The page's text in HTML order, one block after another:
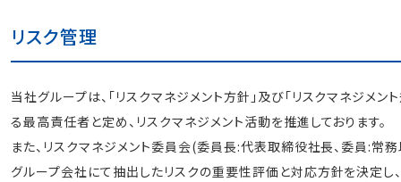
リスク管理
当社グループは、「リスクマネジメント方針」及び「リスクマネジメ
る最高責任者と定め、リスクマネジメント活動を推進しております。
また、リスクマネジメント委員会(委員長:代表取締役社長、委員:
グループ会社にて抽出したリスクの重要性評価と対応方針を決定し